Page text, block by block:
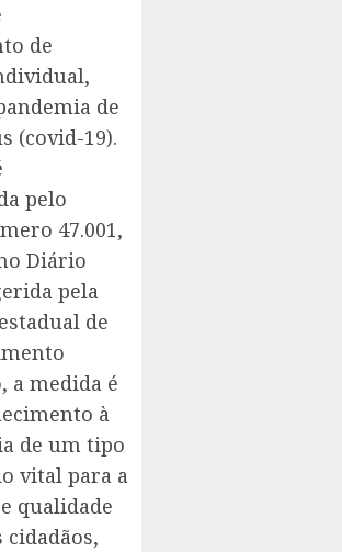
de
de
(covid-19).
pelo
47.001,
Diário
pela
de
a medida é
à
de um tipo
vital para a
qualidade
cidadãos,